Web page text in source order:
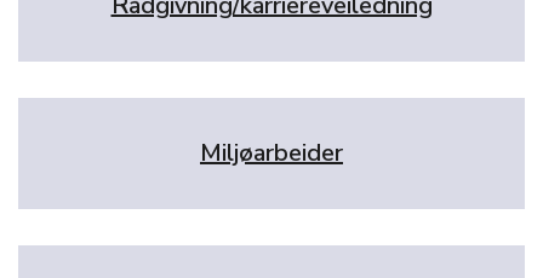
Miljøarbeider